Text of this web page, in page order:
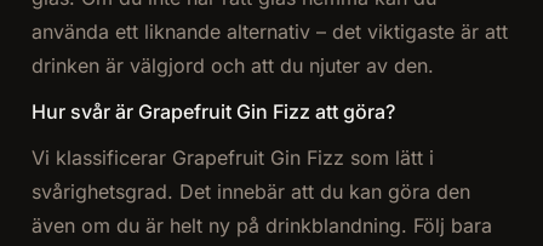
använda ett liknande alternativ – det viktigaste är att
drinken är välgjord och att du njuter av den.
Hur svår är Grapefruit Gin Fizz att göra?
Vi klassificerar Grapefruit Gin Fizz som lätt i
svårighetsgrad. Det innebär att du kan göra den
även om du är helt ny på drinkblandning. Följ bara